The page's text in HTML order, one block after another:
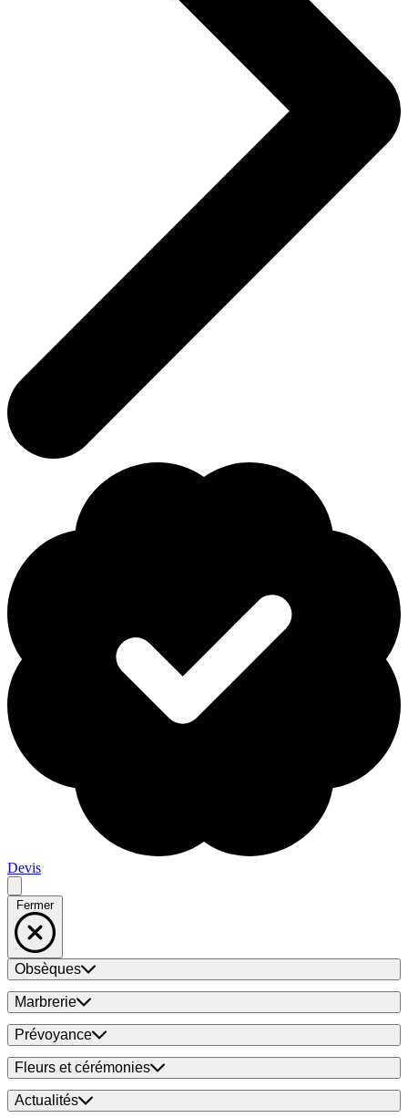
Devis
Fermer
Obsèques
Marbrerie
Prévoyance
Fleurs et cérémonies
Actualités